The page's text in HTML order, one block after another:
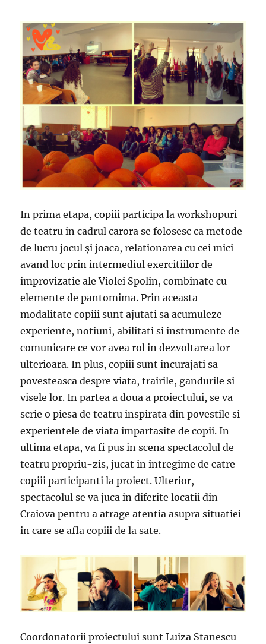
In prima etapa, copiii participa la workshopuri
de teatru in cadrul carora se folosesc ca metode
de lucru jocul şi joaca, relationarea cu cei mici
avand loc prin intermediul exercitiilor de
improvizatie ale Violei Spolin, combinate cu
elemente de pantomima. Prin aceasta
modalitate copiii sunt ajutati sa acumuleze
experiente, notiuni, abilitati si instrumente de
comunicare ce vor avea rol in dezvoltarea lor
ulterioara. In plus, copiii sunt incurajati sa
povesteasca despre viata, trairile, gandurile si
visele lor. In partea a doua a proiectului, se va
scrie o piesa de teatru inspirata din povestile si
experientele de viata impartasite de copii. In
ultima etapa, va fi pus in scena spectacolul de
teatru propriu-zis, jucat in intregime de catre
copiii participanti la proiect. Ulterior,
spectacolul se va juca in diferite locatii din
Craiova pentru a atrage atentia asupra situatiei
in care se afla copiii de la sate.
Coordonatorii proiectului sunt Luiza Stanescu